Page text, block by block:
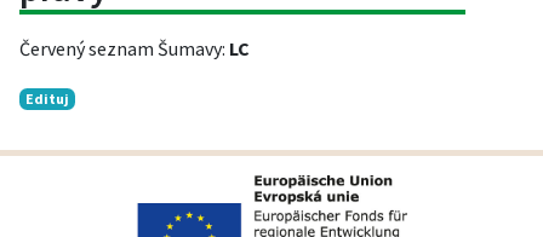
Červený seznam Šumavy: LC
Edituj